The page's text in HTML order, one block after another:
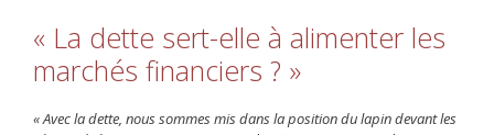
« La dette sert-elle à alimenter les
marchés financiers ? »
« Avec la dette, nous sommes mis dans la position du lapin devant les